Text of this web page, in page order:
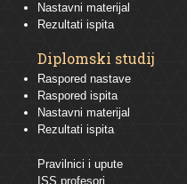
Nastavni materijal
Rezultati ispita
Diplomski studij
Raspored nastave
Raspored ispita
Nastavni materijal
Rezultati ispita
Pravilnici i upute
ISS profesori